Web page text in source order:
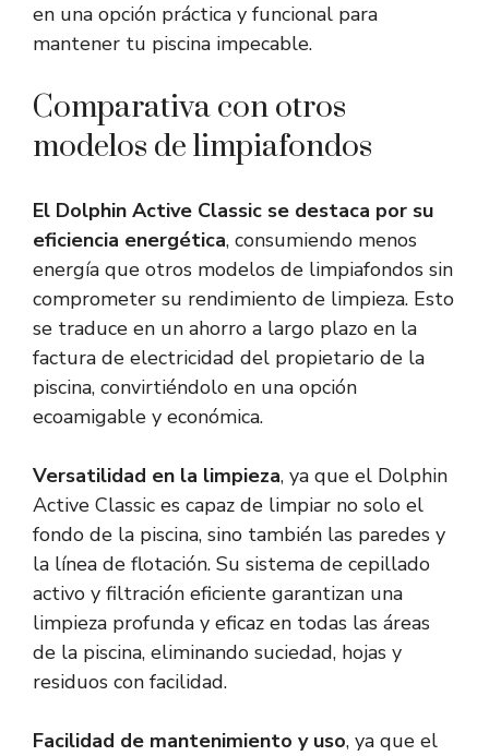
en una opción práctica y funcional para
mantener tu piscina impecable.
Comparativa con otros
modelos de limpiafondos
El Dolphin Active Classic se destaca por su
eficiencia energética, consumiendo menos
energía que otros modelos de limpiafondos sin
comprometer su rendimiento de limpieza. Esto
se traduce en un ahorro a largo plazo en la
factura de electricidad del propietario de la
piscina, convirtiéndolo en una opción
ecoamigable y económica.
Versatilidad en la limpieza, ya que el Dolphin
Active Classic es capaz de limpiar no solo el
fondo de la piscina, sino también las paredes y
la línea de flotación. Su sistema de cepillado
activo y filtración eficiente garantizan una
limpieza profunda y eficaz en todas las áreas
de la piscina, eliminando suciedad, hojas y
residuos con facilidad.
Facilidad de mantenimiento y uso, ya que el